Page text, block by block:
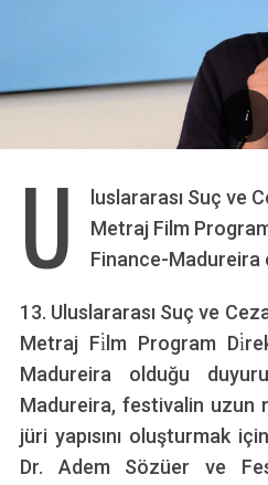
U
luslararası Suç ve
Metraj Film
Finance-Madureira
13. Uluslararası Suç ve
Metraj Fi̇lm Program
Madureira olduğu
Madureira, festivalin uzun
jüri yapısını oluşturmak
Dr. Adem Sözüer ve